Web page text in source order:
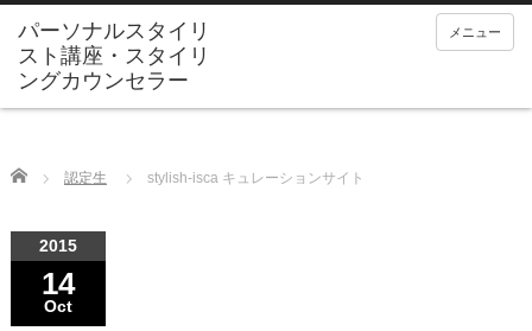
メニュー
Home 認定生 stylish-isca キュレーションサイト
2015
14
Oct